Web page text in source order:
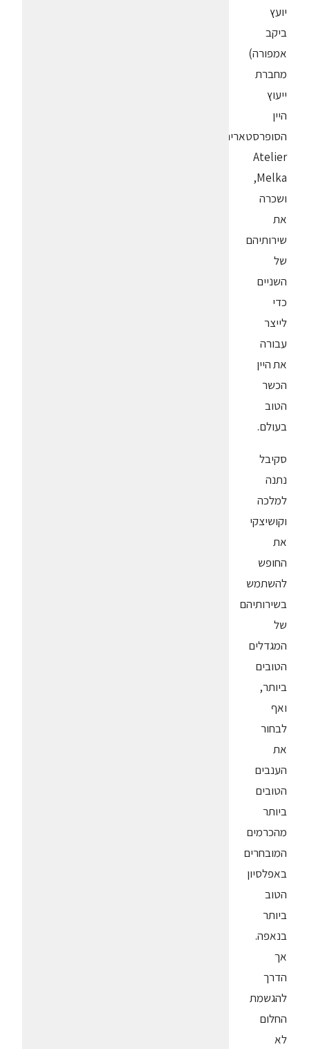
יועץ
ביקב
אמפורה)
מחברת
ייעוץ
היין
הסופרסטארית
Atelier
Melka,
ושכרה
את
שירותיהם
של
השניים
כדי
לייצר
עבורה
את היין
הכשר
הטוב
בעולם.
סקיבל
נתנה
למלכה
וקושיצקי
את
החופש
להשתמש
בשירותיהם
של
המגדלים
הטובים
ביותר,
ואף
לבחור
את
הענבים
הטובים
ביותר
מהכרמים
המובחרים
באפלסיון
הטוב
ביותר
בנאפה.
אך
הדרך
להגשמת
החלום
לא